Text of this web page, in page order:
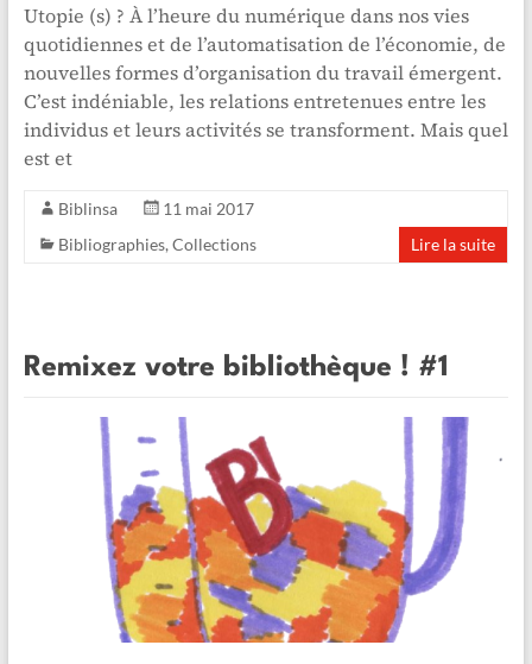
Utopie (s) ? À l’heure du numérique dans nos vies
quotidiennes et de l’automatisation de l’économie, de
nouvelles formes d’organisation du travail émergent.
C’est indéniable, les relations entretenues entre les
individus et leurs activités se transforment. Mais quel
est et
Biblinsa
11 mai 2017
Bibliographies, Collections Lire la suite
Remixez votre bibliothèque ! #1